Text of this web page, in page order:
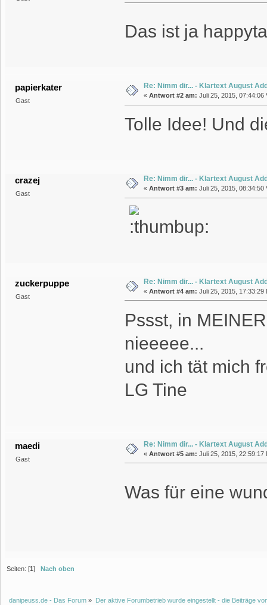
Das ist ja
papierkater
Gast
Re: Nimm dir... - Klartext August
« Antwort #2 am: Juli 25, 2015, 07:44:06
Tolle Idee! Und
crazej
Gast
Re: Nimm dir... - Klartext August
« Antwort #3 am: Juli 25, 2015, 08:34:50
zuckerpuppe
Gast
Re: Nimm dir... - Klartext August
« Antwort #4 am: Juli 25, 2015, 17:33:29
Pssst, in
nieeeee...
und ich tät mich
LG Tine
maedi
Gast
Re: Nimm dir... - Klartext August
« Antwort #5 am: Juli 25, 2015, 22:59:17
Was für eine
Seiten: [1]Nach oben
danipeuss.de - Das Forum »
Der aktive Forumbetrieb wurde eingestellt - die Beiträge